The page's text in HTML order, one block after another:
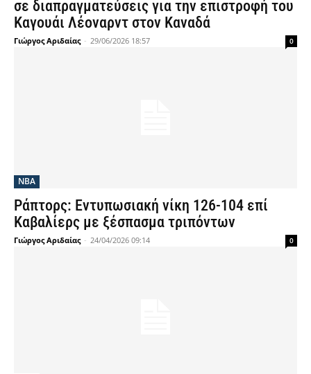
σε διαπραγματεύσεις για την επιστροφή του
Καγουάι Λέοναρντ στον Καναδά
Γιώργος Αριδαίας - 29/06/2026 18:57 0
NBA
Ράπτορς: Εντυπωσιακή νίκη 126-104 επί
Καβαλίερς με ξέσπασμα τριπόντων
Γιώργος Αριδαίας - 24/04/2026 09:14 0